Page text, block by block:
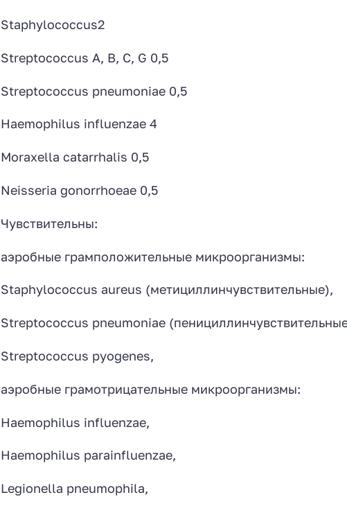
Staphylococcus2
Streptococcus А, В, C, G 0,5
Streptococcus pneumoniae 0,5
Haemophilus influenzae 4
Moraxella catarrhalis 0,5
Neisseria gonorrhoeae 0,5
Чувствительны:
аэробные грамположительные микроорганизмы:
Staphylococcus aureus (метициллинчувствительные),
Streptococcus pneumoniae
Streptococcus pyogenes,
аэробные грамотрицательные микроорганизмы:
Haemophilus influenzae,
Haemophilus parainfluenzae,
Legionella pneumophila,